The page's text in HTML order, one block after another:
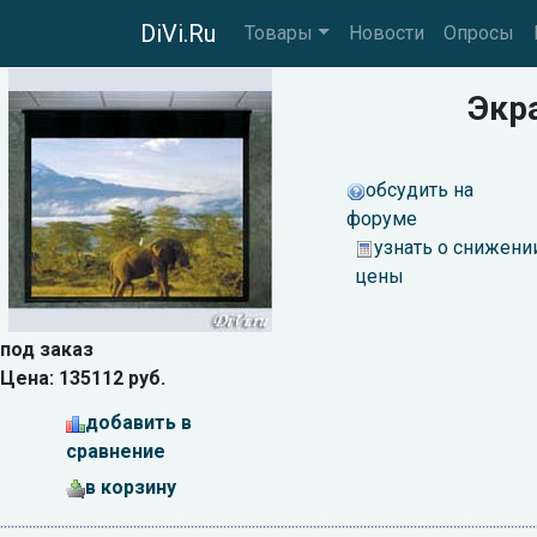
DiVi.Ru Товары Новости Опросы
под заказ
Цена: 135112 руб.
добавить в
сравнение
в корзину
обсудить на
форуме
узнать о
цены